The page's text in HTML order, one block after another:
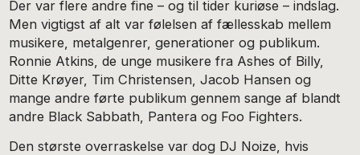
Der var flere andre fine – og til tider kuriøse – indslag.
Men vigtigst af alt var følelsen af fællesskab mellem
musikere, metalgenrer, generationer og publikum.
Ronnie Atkins, de unge musikere fra Ashes of Billy,
Ditte Krøyer, Tim Christensen, Jacob Hansen og
mange andre førte publikum gennem sange af blandt
andre Black Sabbath, Pantera og Foo Fighters.
Den største overraskelse var dog DJ Noize, hvis